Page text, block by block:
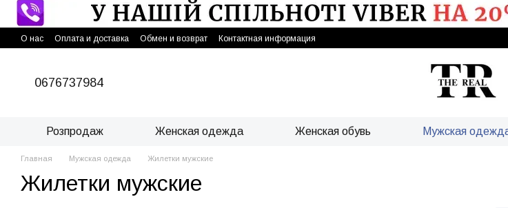
Перейти к основному контенту
О нас Оплата и доставка Обмен и возврат Контактная информация
0676737984
Розпродаж Женская одежда Женская обувь Мужская
Главная Мужская одежда Жилетки мужские
Жилетки мужские